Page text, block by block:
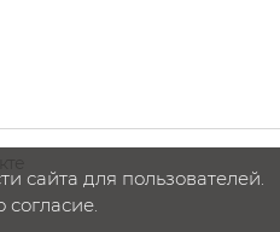
сайта для пользователей.